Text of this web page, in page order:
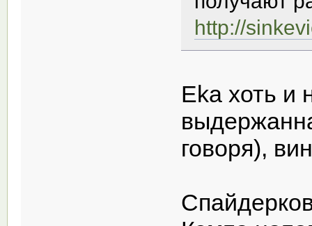
http://
Eka хоть и
говоря),